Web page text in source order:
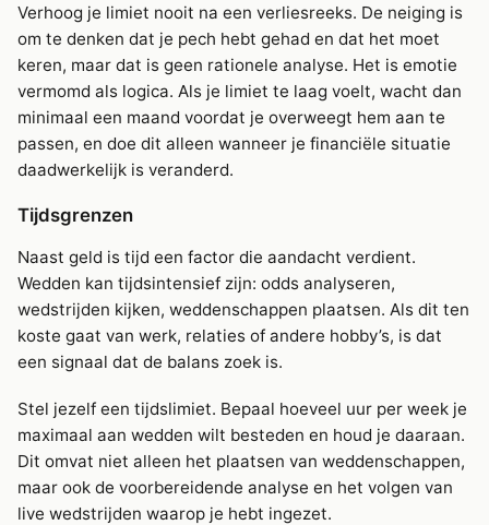
Verhoog je limiet nooit na een verliesreeks. De neiging is
om te denken dat je pech hebt gehad en dat het moet
keren, maar dat is geen rationele analyse. Het is emotie
vermomd als logica. Als je limiet te laag voelt, wacht dan
minimaal een maand voordat je overweegt hem aan te
passen, en doe dit alleen wanneer je financiële situatie
daadwerkelijk is veranderd.
Tijdsgrenzen
Naast geld is tijd een factor die aandacht verdient.
Wedden kan tijdsintensief zijn: odds analyseren,
wedstrijden kijken, weddenschappen plaatsen. Als dit ten
koste gaat van werk, relaties of andere hobby’s, is dat
een signaal dat de balans zoek is.
Stel jezelf een tijdslimiet. Bepaal hoeveel uur per week je
maximaal aan wedden wilt besteden en houd je daaraan.
Dit omvat niet alleen het plaatsen van weddenschappen,
maar ook de voorbereidende analyse en het volgen van
live wedstrijden waarop je hebt ingezet.